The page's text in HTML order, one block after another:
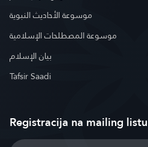
موسوعة الأحاديث النبوية
موسوعة المصطلحات الإسلامية
بيان الإسلام
Tafsir Saadi
Registracija na mailing listu